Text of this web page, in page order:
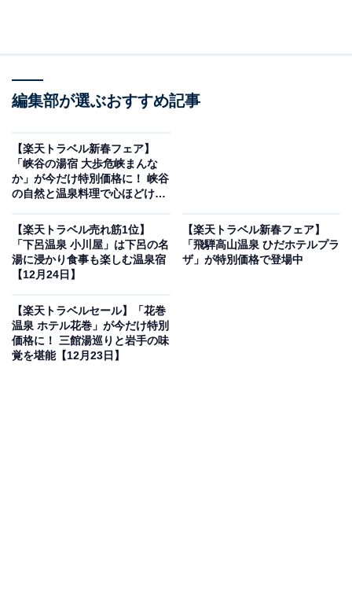
「ホテルリゾーピア 熱海」は現在特別価格で宿泊可能で
楽天トラベルでホテルを見る
この宿泊施設のおすすめポイントは？
編集部が選ぶおすすめ記事
【楽天トラベル新春フェア】
「峡谷の湯宿 大歩危峡まんな
か」が今だけ特別価格に！ 峡谷
の自然と温泉料理で心ほどける
【楽天トラベル売れ筋1位】
「下呂温泉 小川屋」は下呂の名
湯に浸かり食事も楽しむ温泉宿
【12月24日】
【楽天トラベル新春フェア】
「飛騨高山温泉 ひだホテルプラ
ザ」が特別価格で登場中
【楽天トラベルセール】「花巻
温泉 ホテル花巻」が今だけ特別
価格に！ 三館湯巡りと岩手の味
覚を堪能【12月23日】